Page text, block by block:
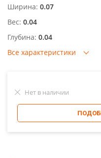
Ширина: 0.07
Вес: 0.04
Глубина: 0.04
Все характеристики
Нет в наличии